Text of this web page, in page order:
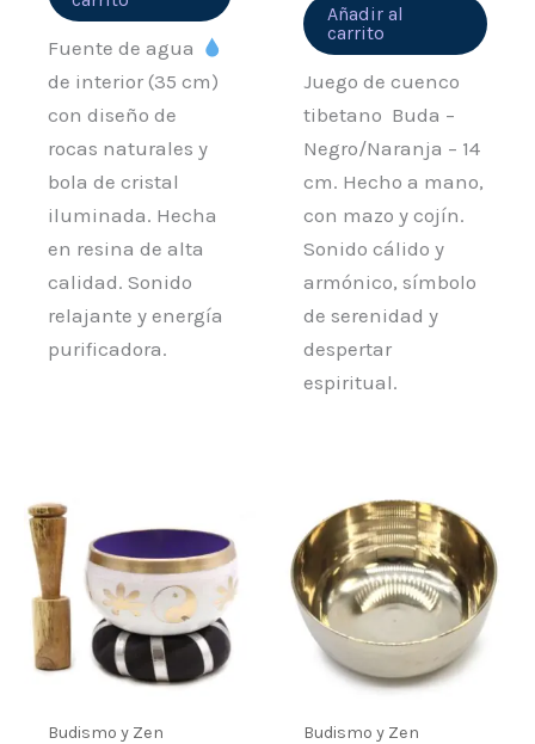
Fuente de agua
de interior (35 cm)
con diseño de
rocas naturales y
bola de cristal
iluminada. Hecha
en resina de alta
calidad. Sonido
relajante y energía
purificadora.
Añadir al
carrito
Juego de cuenco
tibetano Buda –
Negro/Naranja – 14
cm. Hecho a mano,
con mazo y cojín.
Sonido cálido y
armónico, símbolo
de serenidad y
despertar
espiritual.
Budismo y Zen Budismo y Zen